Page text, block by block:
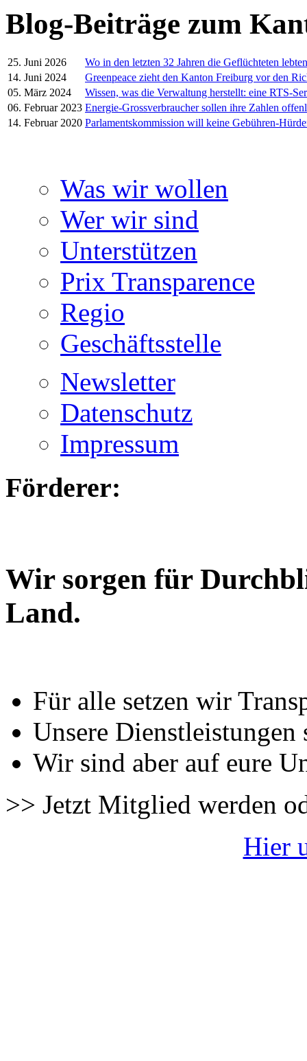
Blog-Beiträge zum
25. Juni 2026
Wo in den letzten 32 Jahren die Geflüchteten lebten
14. Juni 2024
Greenpeace zieht den Kanton Freiburg vor den
05. März 2024
Wissen, was die Verwaltung herstellt: eine RTS-
06. Februar 2023 Energie-Grossverbraucher sollen ihre Zahlen
14. Februar 2020 Parlamentskommission will keine Gebühren-
Was wir wollen
Wer wir sind
Unterstützen
Prix Transparence
Regio
Geschäftsstelle
Newsletter
Datenschutz
Impressum
Förderer:
Wir sorgen für
Land.
Für alle setzen wir
Unsere Dienstleistungen
Wir sind aber auf eure
>> Jetzt Mitglied werden
Hier